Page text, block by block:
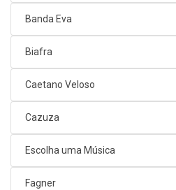
Banda Eva
Biafra
Caetano Veloso
Cazuza
Escolha uma Música
Fagner